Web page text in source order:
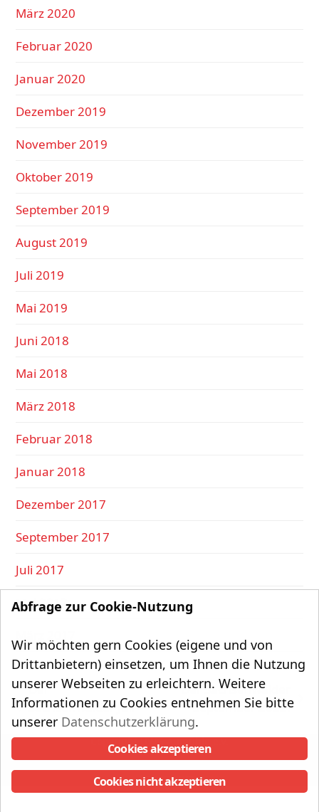
März 2020
Februar 2020
Januar 2020
Dezember 2019
November 2019
Oktober 2019
September 2019
August 2019
Juli 2019
Mai 2019
Juni 2018
Mai 2018
März 2018
Februar 2018
Januar 2018
Dezember 2017
September 2017
Juli 2017
Mai 2017
vorheriger
Der
Sachsenwalder Juli
2022.
Nächster
Beitrag:
Der Sachsenwalder
September 2022.
Copyright UWG Aumühle e.V.
UWG auf Instagram
Datenschutzerklärung
Impressum
Abfrage zur Cookie-Nutzung
Wir möchten gern Cookies (eigene und von
Drittanbietern) einsetzen, um Ihnen die Nutzung
unserer Webseiten zu erleichtern. Weitere
Informationen zu Cookies entnehmen Sie bitte
unserer Datenschutzerklärung.
Cookies akzeptieren
Cookies nicht akzeptieren